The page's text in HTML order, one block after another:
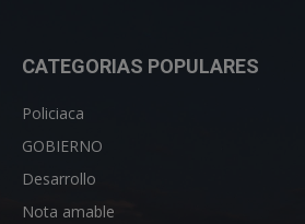
CATEGORIAS POPULARES
Policiaca
GOBIERNO
Desarrollo
Nota amable